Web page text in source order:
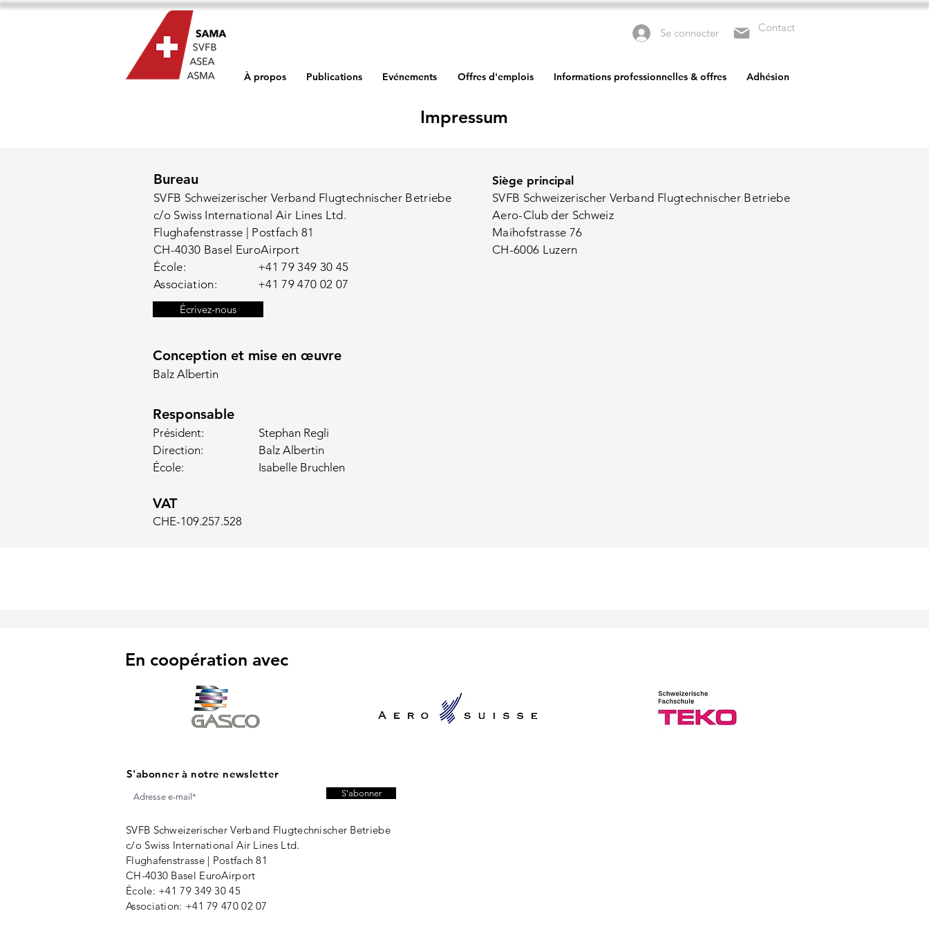
Se connecter Contact
À propos Publications Evénements Offres d'emplois Informations professionnelles & offres Adhésion
Impressum
Bureau
SVFB Schweizerischer Verband Flugtechnischer Betriebe
c/o Swiss International Air Lines Ltd.
Flughafenstrasse | Postfach 81
CH-4030 Basel EuroAirport
Siège principal
SVFB Schweizerischer Verband Flugtechnischer Betriebe
Aero-Club der Schweiz
Maihofstrasse 76
CH-6006 Luzern
École:
Association:
+41 79 349 30 45
+41 79 470 02 07
Écrivez-nous
Conception et mise en œuvre
Balz Albertin
Responsable
Président:
Direction:
École:
Stephan Regli
Balz Albertin
Isabelle Bruchlen
VAT
CHE-109.257.528
En coopération avec
S'abonner à notre newsletter
S'abonner
SVFB Schweizerischer Verband Flugtechnischer Betriebe
c/o Swiss International Air Lines Ltd.
Flughafenstrasse | Postfach 81
CH-4030 Basel EuroAirport
École: +41 79 349 30 45
Association: +41 79 470 02 07